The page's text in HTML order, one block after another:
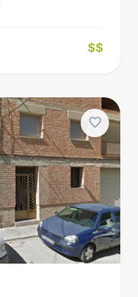
$$
favorite